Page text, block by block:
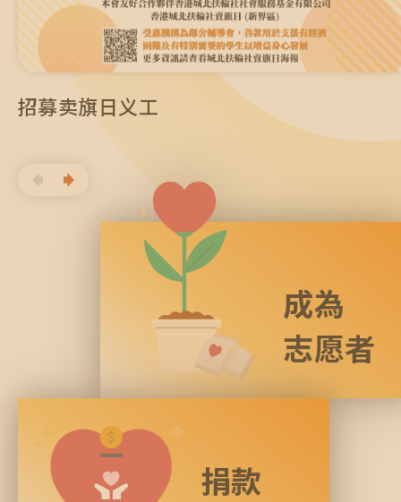
招募卖旗日义工
招募卖旗日义工
成為
志愿者
捐款